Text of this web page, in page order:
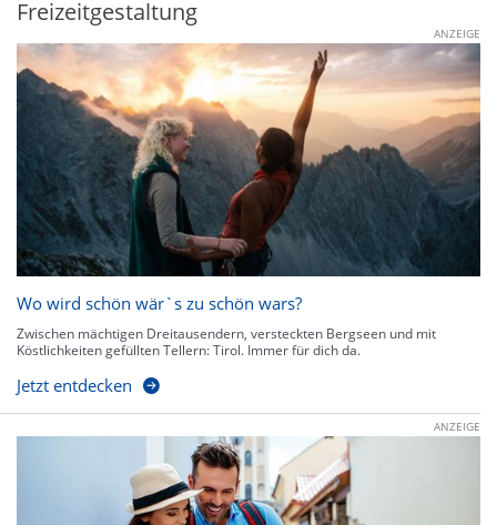
Freizeitgestaltung
ANZEIGE
Wo wird schön wär`s zu schön wars?
Zwischen mächtigen Dreitausendern, versteckten Bergseen und mit
Köstlichkeiten gefüllten Tellern: Tirol. Immer für dich da.
Jetzt entdecken
ANZEIGE